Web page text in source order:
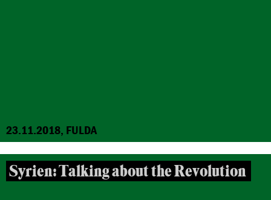
23.11.2018, FULDA
Syrien: Talking about the Revolution